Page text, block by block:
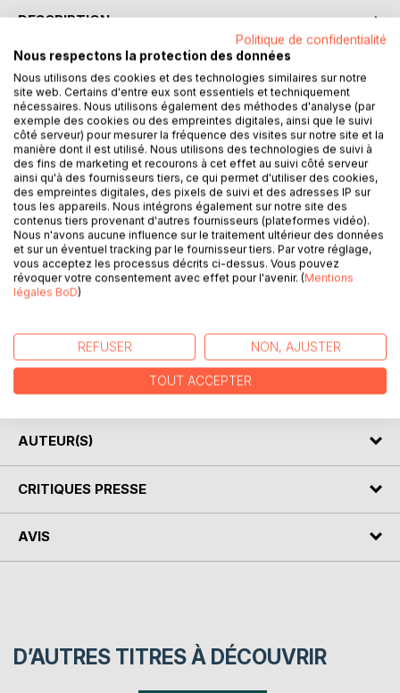
DESCRIPTION
Sous le second Empire, François d'Haqueville, armateur à
Granville, doit faire face à de graves difficultés financières
face aux concurrents du Havre et à l'émergence de la
marine à vapeur. Il met tous ses espoirs en son fils,
Charles, pour qu'il vienne l'épauler afin de prendre plus tard
sa succession, et en son frère Hippolyte, officier de la
marine impériale. Charles, lui, est amoureux d'Eléonore et
rêve de devenir un grand peintre. Pendant ce temps, Henri,
le jeune frère de Charles, est tiraillé entre sa vocation
religieuse et une certaine attirance pour un jeune garçon,
fils d'amis de la famille.
Et il y a la concurrence, celle de la famille Sartilly, dont se
fait complice le secrétaire des Haqueville, Achille. Quel rôle
rangera-t-il ?
Une petite ville de province, des conventions sociales, des
on-dit, une atmosphère balzacienne pour ce récit qui est
né d'une histoire vraie.
AUTEUR(S)
CRITIQUES PRESSE
AVIS
D’AUTRES TITRES À DÉCOUVRIR
Politique de confidentialité
Nous respectons la protection des données
Nous utilisons des cookies et des technologies similaires sur notre
site web. Certains d'entre eux sont essentiels et techniquement
nécessaires. Nous utilisons également des méthodes d'analyse (par
exemple des cookies ou des empreintes digitales, ainsi que le suivi
côté serveur) pour mesurer la fréquence des visites sur notre site et la
manière dont il est utilisé. Nous utilisons des technologies de suivi à
des fins de marketing et recourons à cet effet au suivi côté serveur
ainsi qu'à des fournisseurs tiers, ce qui permet d'utiliser des cookies,
des empreintes digitales, des pixels de suivi et des adresses IP sur
tous les appareils. Nous intégrons également sur notre site des
contenus tiers provenant d'autres fournisseurs (plateformes vidéo).
Nous n'avons aucune influence sur le traitement ultérieur des données
et sur un éventuel tracking par le fournisseur tiers. Par votre réglage,
vous acceptez les processus décrits ci-dessus. Vous pouvez
révoquer votre consentement avec effet pour l'avenir. (Mentions
légales BoD)
REFUSER NON, AJUSTER
TOUT ACCEPTER